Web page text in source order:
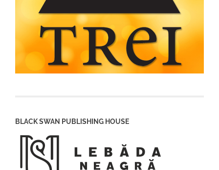
BLACK SWAN PUBLISHING HOUSE